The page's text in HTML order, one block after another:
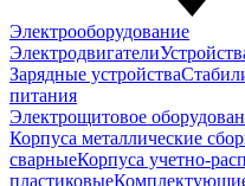
Электрооборудование
Электродвигатели
Зарядные устройства
питания
Электрощитовое
Корпуса металлические
сварныеКорпуса учетно-
пластиковые